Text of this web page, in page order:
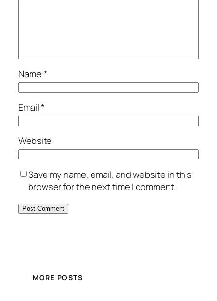
Name*
Email*
Website
Save my name, email, and website in this
browser for the next time I comment.
MORE POSTS